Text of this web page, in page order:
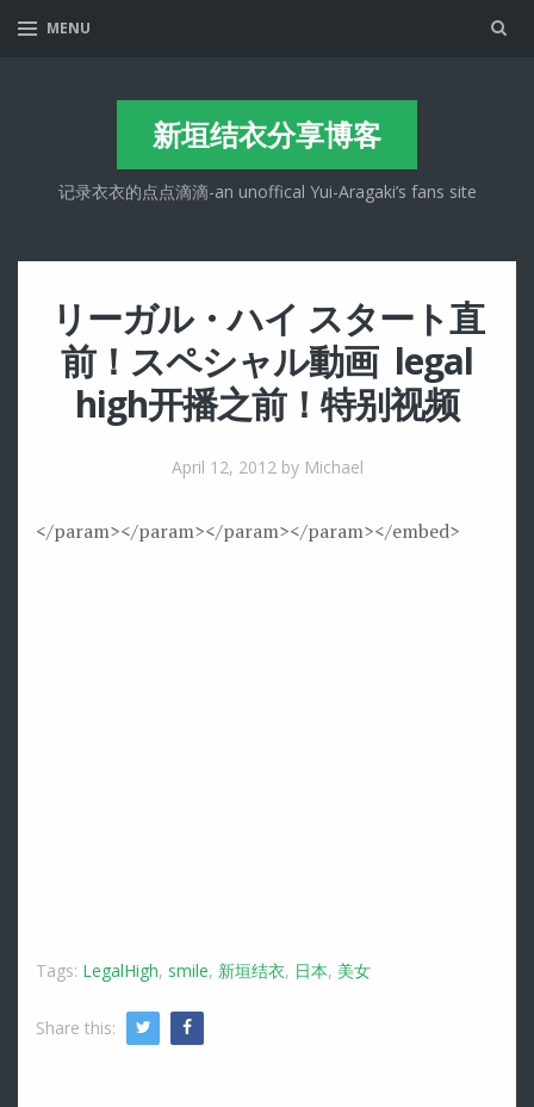
MENU
新垣结衣分享博客
记录衣衣的点点滴滴-an unoffical Yui-Aragaki’s fans site
リーガル・ハイ スタート直
前！スペシャル動画 legal
high开播之前！特别视频
April 12, 2012by Michael
</param></param></param></param></embed>
Tags: LegalHigh, smile, 新垣结衣, 日本, 美女
Share this: Twitter